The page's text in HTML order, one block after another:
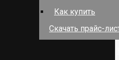
Как купить
Скачать прайс-